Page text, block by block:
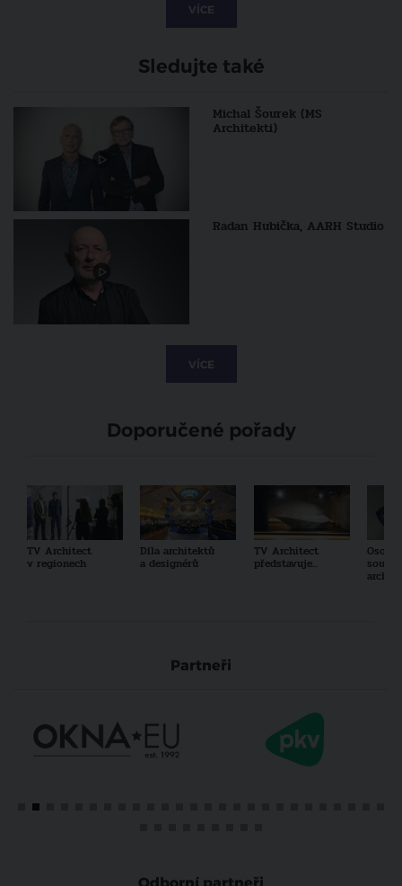
VÍCE
Sledujte také
Michal Šourek (MS
Architekti)
Radan Hubička, AARH Studio
VÍCE
Doporučené pořady
TV Architect
v regionech
Díla architektů
a designérů
TV Architect
představuje...
Partneři